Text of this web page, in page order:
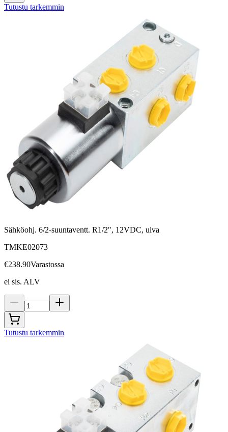
Tutustu tarkemmin
Sähköohj. 6/2-suuntaventt. R1/2", 12VDC, uiva
TMKE02073
€238.90Varastossa
ei sis. ALV
Tutustu tarkemmin